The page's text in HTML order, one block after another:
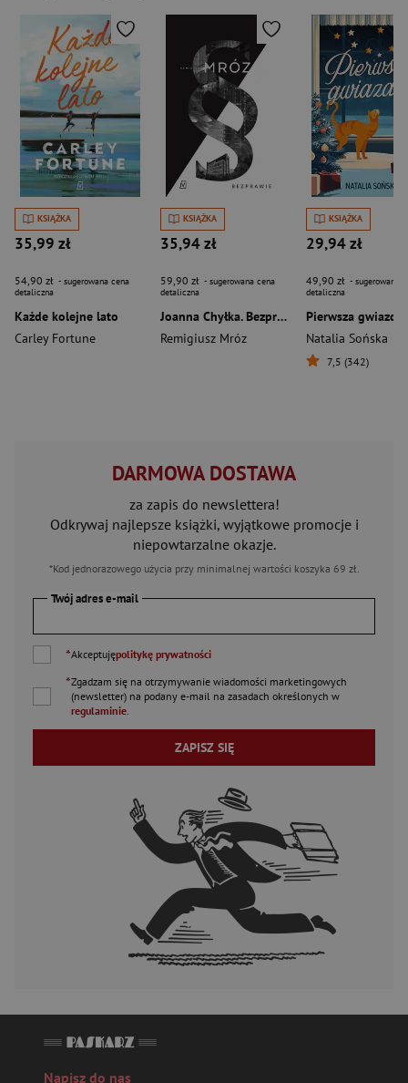
KSIĄŻKA
35,99 zł
54,90 zł - sugerowana cena
detaliczna
Każde kolejne lato
Carley Fortune
KSIĄŻKA
35,94 zł
59,90 zł - sugerowana cena
detaliczna
Joanna Chyłka. Bezprawie. Wydanie specjalne
Remigiusz Mróz
KSIĄŻKA
29,94 zł
49,90 zł - sugerowana
detaliczna
Pierwsza
Natalia Sońska
7,5 (342)
DARMOWA DOSTAWA
za zapis do newslettera!
Odkrywaj najlepsze książki, wyjątkowe promocje i
niepowtarzalne okazje.
*Kod jednorazowego użycia przy minimalnej wartości koszyka 69 zł.
Twój adres e-mail
*Akceptujępolitykę prywatności
*Zgadzam się na otrzymywanie wiadomości marketingowych
(newsletter) na podany e-mail na zasadach określonych w
regulaminie
ZAPISZ SIĘ
Napisz do nas